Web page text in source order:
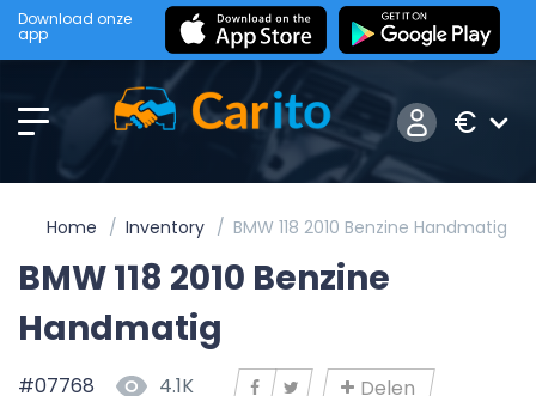
Download onze
app
€
Home Inventory BMW 118 2010 Benzine Handmatig
BMW 118 2010 Benzine
Handmatig
#07768 4.1K Delen